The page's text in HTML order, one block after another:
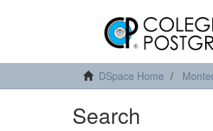
DSpace Home
Search